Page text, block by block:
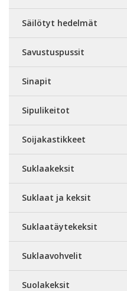
Säilötyt hedelmät
Savustuspussit
Sinapit
Sipulikeitot
Soijakastikkeet
Suklaakeksit
Suklaat ja keksit
Suklaatäytekeksit
Suklaavohvelit
Suolakeksit